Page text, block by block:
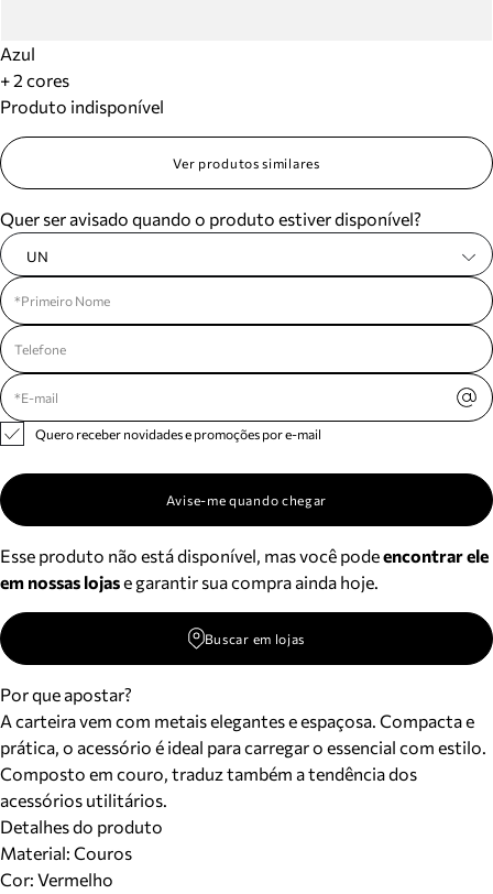
Azul
+ 2 cores
Produto indisponível
Ver produtos similares
Quer ser avisado quando o produto estiver disponível?
UN
Quero receber novidades e promoções por e-mail
Avise-me quando chegar
Esse produto não está disponível, mas você podeencontrar ele
em nossas lojase garantir sua compra ainda hoje.
Buscar em lojas
Por que apostar?
A carteira vem com metais elegantes e espaçosa. Compacta e
prática, o acessório é ideal para carregar o essencial com estilo.
Composto em couro, traduz também a tendência dos
acessórios utilitários.
Detalhes do produto
Material: Couros
Cor: Vermelho